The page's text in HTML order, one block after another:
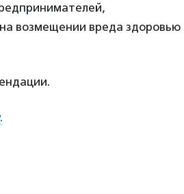
возмещении вреда здоровью